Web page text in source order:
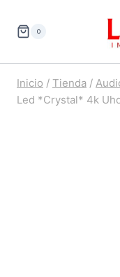
0
Inicio / Tienda /
Led *Crystal* 4k